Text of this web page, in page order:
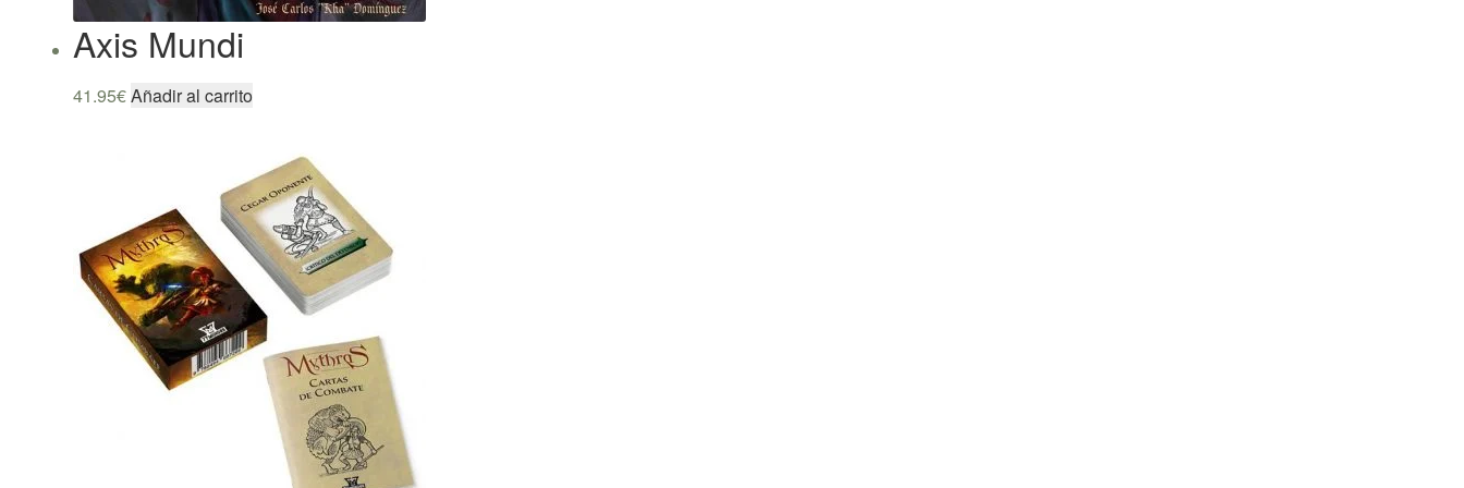
Axis Mundi
41.95€Añadir al carrito